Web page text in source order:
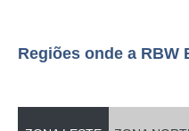
condomínios Poá
Regiões onde a RBW